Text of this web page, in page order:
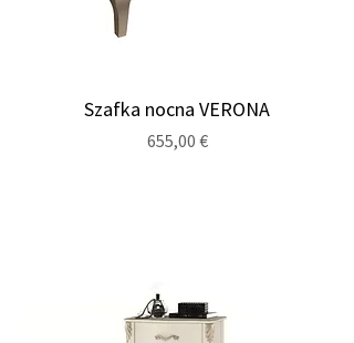
Szafka nocna VERONA
Cena
655,00 €